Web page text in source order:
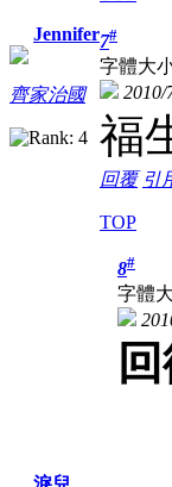
Jennifer
齊家治國
7#
字體大
2010/
福
回覆 引
TOP
8#
字體